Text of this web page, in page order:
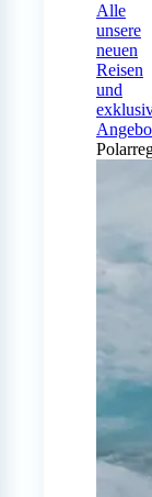
Alle
unsere
neuen
Reisen
und